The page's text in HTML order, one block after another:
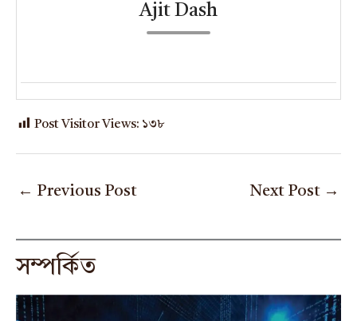
Ajit Dash
Post Visitor Views: ১৩৮
← Previous Post Next Post →
সম্পর্কিত